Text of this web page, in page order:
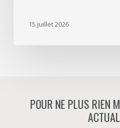
15 juillet 2026
POUR NE PLUS RIEN